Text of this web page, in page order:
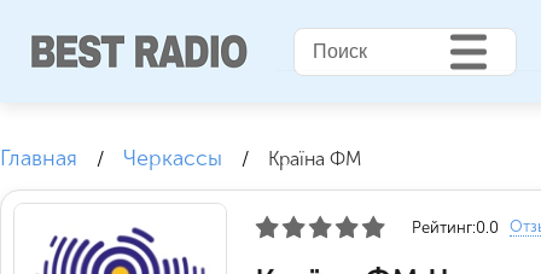
Главная / Черкассы / Країна ФМ
Рейтинг:0.0